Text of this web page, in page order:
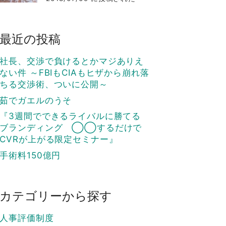
最近の投稿
社長、交渉で負けるとかマジありえ
ない件 ～FBIもCIAもヒザから崩れ落
ちる交渉術、ついに公開～
茹でガエルのうそ
『3週間でできるライバルに勝てる
ブランディング ◯◯するだけで
CVRが上がる限定セミナー』
手術料150億円
カテゴリーから探す
人事評価制度